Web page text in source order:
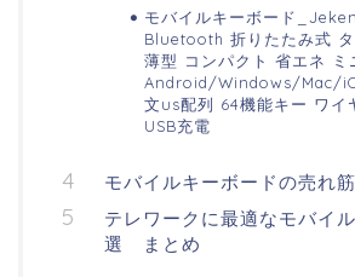
モバイルキーボード
Bluetooth 折りたたみ式
薄型 コンパクト 省エネ ミ
Android/Windows/Mac/
文us配列 64機能キー ワイ
USB充電
モバイルキーボードの売れ
テレワークに最適なモバイ
選 まとめ